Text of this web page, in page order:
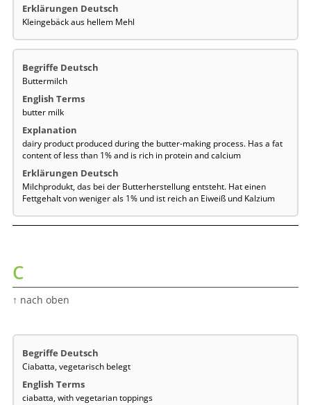
Kleingebäck aus hellem Mehl
Buttermilch
butter milk
dairy product produced during the butter-making process. Has a fat
content of less than 1% and is rich in protein and calcium
Milchprodukt, das bei der Butterherstellung entsteht. Hat einen
Fettgehalt von weniger als 1% und ist reich an Eiweiß und Kalzium
C
↑ nach oben
Ciabatta, vegetarisch belegt
ciabatta, with vegetarian toppings